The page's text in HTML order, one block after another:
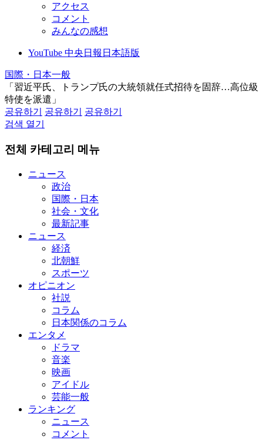
アクセス
コメント
みんなの感想
YouTube 中央日報日本語版
国際・日本一般
「習近平氏、トランプ氏の大統領就任式招待を固辞…高位級
特使を派遣」
공유하기
공유하기
공유하기
검색 열기
전체 카테고리 메뉴
ニュース
政治
国際・日本
社会・文化
最新記事
ニュース
経済
北朝鮮
スポーツ
オピニオン
社説
コラム
日本関係のコラム
エンタメ
ドラマ
音楽
映画
アイドル
芸能一般
ランキング
ニュース
コメント